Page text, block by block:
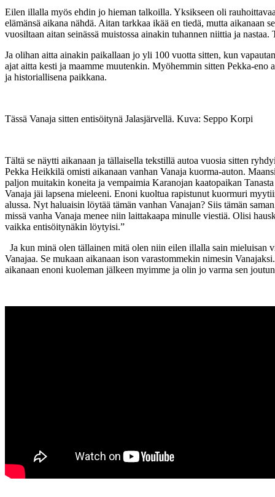
Eilen illalla myös ehdin jo hieman talkoilla. Yksikseen oli
elämänsä aikana nähdä. Aitan tarkkaa ikää en tiedä, mutta
vuosiltaan aitan seinässä muistossa ainakin tuhannen niittia ja
Ja olihan aitta ainakin paikallaan jo yli 100 vuotta sitten, kun
ajat aitta kesti ja maamme muutenkin. Myöhemmin sitten Pekka-eno
ja historiallisena paikkana.
Tässä Vanaja sitten entisöitynä Jalasjärvellä. Kuva: Seppo Korpi
Tältä se näytti aikanaan ja tällaisella tekstillä autoa vuosia sitten
Pekka Heikkilä omisti aikanaan vanhan Vanaja kuorma-auton.
paljon muitakin koneita ja vempaimia Karanojan kaatopaikan
Vanaja jäi lapsena mieleeni. Enoni kuoltua rapistunut kuormuri
alussa. Nyt haluaisin löytää tämän vanhan Vanajan? Siis tämän
missä vanha Vanaja menee niin laittakaapa minulle viestiä. Olisi
vaikka entisöitynäkin löytyisi.”
Ja kun minä olen tällainen mitä olen niin eilen illalla sain mieluisan
Vanajaa. Se mukaan aikanaan ison varastommekin nimesin
aikanaan enoni kuoleman jälkeen myimme ja olin jo varma sen